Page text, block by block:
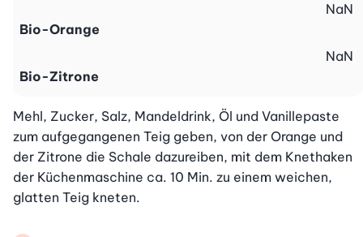
Bio-Orange
NaN
Bio-Zitrone
NaN
Mehl, Zucker, Salz, Mandeldrink, Öl und Vanillepaste
zum aufgegangenen Teig geben, von der Orange und
der Zitrone die Schale dazureiben, mit dem Knethaken
der Küchenmaschine ca. 10 Min. zu einem weichen,
glatten Teig kneten.